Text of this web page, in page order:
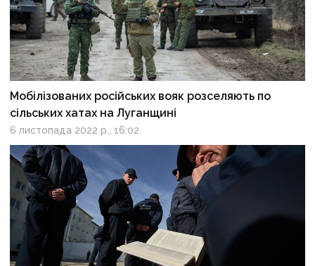
Мобілізованих російських вояк розселяють по
сільських хатах на Луганщині
6 листопада 2022 р., 16:02